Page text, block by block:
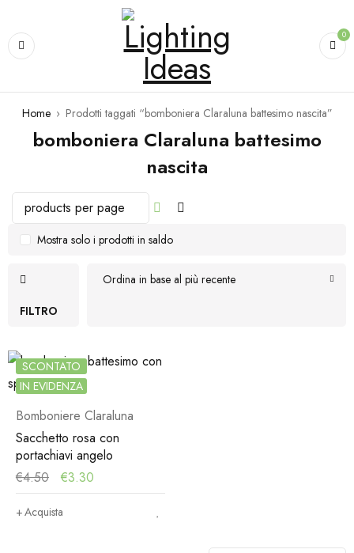
0
Home › Prodotti taggati “bomboniera Claraluna battesimo nascita”
bomboniera Claraluna battesimo
nascita
FILTRO
Ordina in base al più recente
Mostra solo i prodotti in saldo
SCONTATO
IN EVIDENZA
Bomboniere Claraluna
Sacchetto rosa con
portachiavi angelo
€4.50 €3.30
Acquista